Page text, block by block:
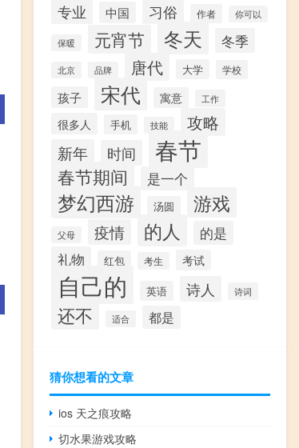
专业 中国 习俗 作者 你可以
保暖 元宵节 冬天 冬季
北京 品牌 唐代 大学 学校
孩子 宋代 寓意 工作
很多人 手机 技能 攻略
新年 时间 春节
春节期间 是一个
梦幻西游 汤圆 游戏
父母 疫情 的人 的是
礼物 红包 考生 考试
自己的 英语 诗人 诗词
还不 适合 都是
猜你想看的文章
ios 天之痕攻略
切水果游戏攻略